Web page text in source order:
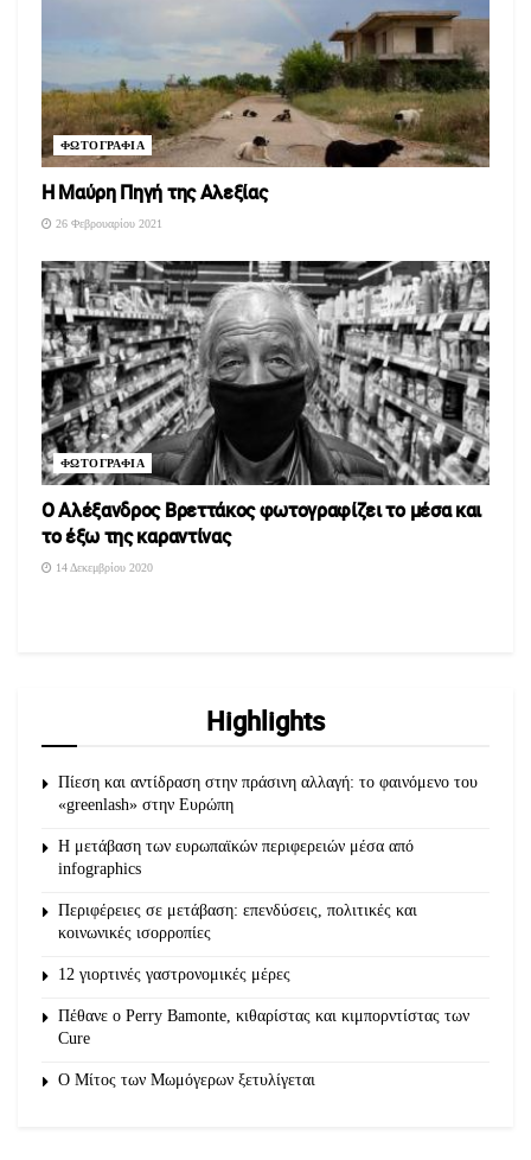
ΦΩΤΟΓΡΑΦΙΑ
Η Μαύρη Πηγή της Αλεξίας
26 Φεβρουαρίου 2021
ΦΩΤΟΓΡΑΦΙΑ
O Aλέξανδρος Βρεττάκος φωτογραφίζει το μέσα και
το έξω της καραντίνας
14 Δεκεμβρίου 2020
Highlights
Πίεση και αντίδραση στην πράσινη αλλαγή: το φαινόμενο του
«greenlash» στην Ευρώπη
Η μετάβαση των ευρωπαϊκών περιφερειών μέσα από
infographics
Περιφέρειες σε μετάβαση: επενδύσεις, πολιτικές και
κοινωνικές ισορροπίες
12 γιορτινές γαστρονομικές μέρες
Πέθανε ο Perry Bamonte, κιθαρίστας και κιμπορντίστας των
Cure
O Μίτος των Μωμόγερων ξετυλίγεται